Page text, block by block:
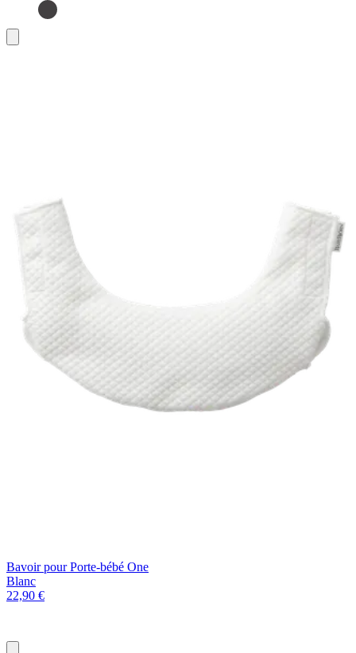
au
Bavoir pour Porte-bébé One
Blanc
22,90 €